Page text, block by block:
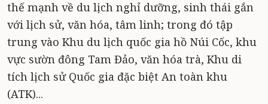
thế mạnh về du lịch nghỉ dưỡng, sinh thái gắn
với lịch sử, văn hóa, tâm linh; trong đó tập
trung vào Khu du lịch quốc gia hồ Núi Cốc, khu
vực sườn đông Tam Đảo, văn hóa trà, Khu di
tích lịch sử Quốc gia đặc biệt An toàn khu
(ATK)...